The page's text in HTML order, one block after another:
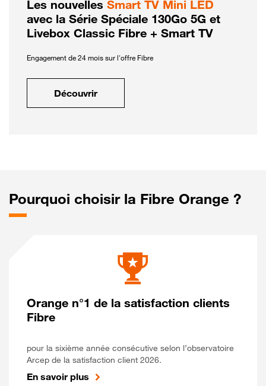
Les nouvelles Smart TV Mini LED
avec la Série Spéciale 130Go 5G et
Livebox Classic Fibre + Smart TV
Engagement de 24 mois sur l'offre Fibre
Découvrir
Pourquoi choisir la Fibre Orange ?
Orange n°1 de la satisfaction clients
Fibre
pour la sixième année consécutive selon l’observatoire
Arcep de la satisfaction client 2026.
En savoir plus